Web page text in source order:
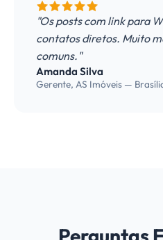
"Os posts com link para
contatos diretos. Muito
comuns."
Amanda Silva
Gerente, AS Imóveis —